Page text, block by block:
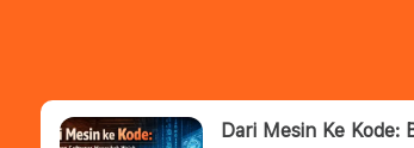
Dari Mesin Ke Kode: